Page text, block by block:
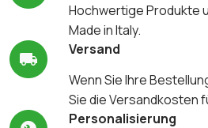
Hochwertige Produkte
Made in Italy.
Versand
Wenn Sie Ihre
Sie die Versandkosten
Personalisierung